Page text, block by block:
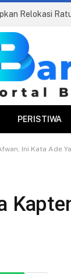
PERISTIWA
Ini Kata Ade